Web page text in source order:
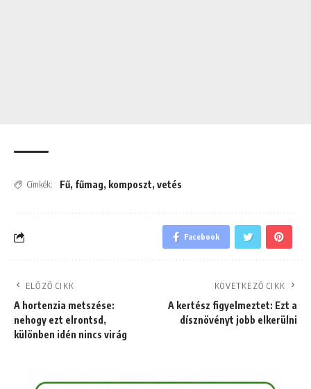
Címkék: Fű, fűmag, komposzt, vetés
Facebook
ELŐZŐ CIKK
A hortenzia metszése:
nehogy ezt elrontsd,
különben idén nincs virág
KÖVETKEZŐ CIKK
A kertész figyelmeztet: Ezt a
dísznövényt jobb elkerülni